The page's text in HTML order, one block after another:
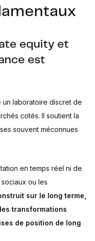
equity et
est
un laboratoire discret de
cotés. Il soutient la
souvent méconnues
en temps réel ni de
ou les
sur le long terme,
transformations
de position de long